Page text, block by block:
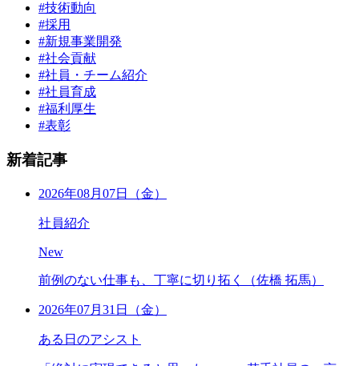
#技術動向
#採用
#新規事業開発
#社会貢献
#社員・チーム紹介
#社員育成
#福利厚生
#表彰
新着記事
2026年08月07日（金）
社員紹介
New
前例のない仕事も、丁寧に切り拓く（佐橋 拓馬）
2026年07月31日（金）
ある日のアシスト